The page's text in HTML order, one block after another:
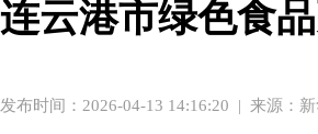
连云港市绿色食
发布时间：2026-04-13 14:16:20 | 来源：新